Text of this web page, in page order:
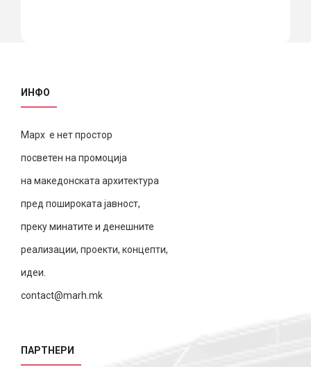
ИНФО
Марх е нет простор
посветен на промоција
на македонската архитектура
пред пошироката јавност,
преку минатите и денешните
реализации, проекти, концепти,
идеи.
contact@marh.mk
ПАРТНЕРИ